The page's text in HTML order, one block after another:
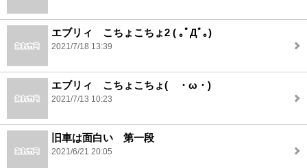
エブリィ こちょこちょ2 ( ｡ﾟДﾟ｡)
2021/7/18 13:39
エブリィ こちょこちょ( ・ω・)
2021/7/13 10:23
旧車は面白い 第一段
2021/6/21 20:05